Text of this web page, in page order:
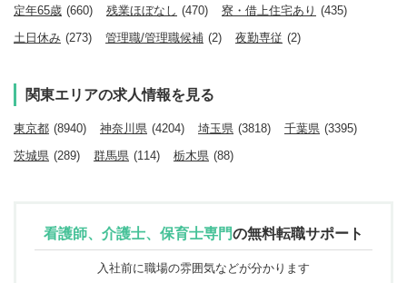
定年65歳 (660) 残業ほぼなし (470) 寮・借上住宅あり (435)
土日休み (273) 管理職/管理職候補 (2) 夜勤専従 (2)
関東エリアの求人情報を見る
東京都 (8940) 神奈川県 (4204) 埼玉県 (3818) 千葉県 (3395)
茨城県 (289) 群馬県 (114) 栃木県 (88)
看護師、介護士、保育士専門の無料転職サポート
入社前に職場の雰囲気などが分かります